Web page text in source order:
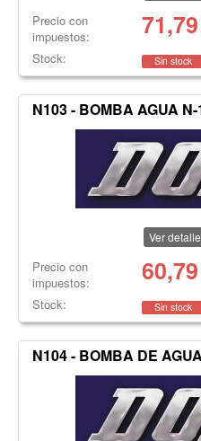
Precio con
impuestos:
71,79
Stock: Sin stock
N103 - BOMBA AGUA
Ver
Precio con
impuestos:
60,79
Stock: Sin stock
N104 - BOMBA DE